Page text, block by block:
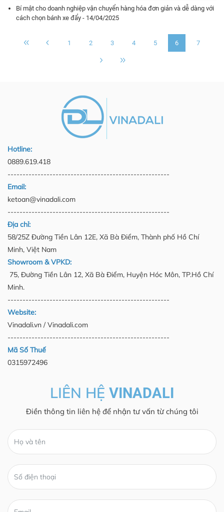
Bí mật cho doanh nghiệp vận chuyển hàng hóa đơn giản và dễ dàng với
cách chọn bánh xe đẩy - 14/04/2025
1 2 3 4 5 6 7
Hotline:
0889.619.418
------------------------------------------------------
Email:
ketoan@vinadali.com
------------------------------------------------------
Địa chỉ:
58/25Z Đường Tiền Lân 12E, Xã Bà Điểm, Thành phố Hồ Chí
Minh, Việt Nam
Showroom & VPKD:
75, Đường Tiền Lân 12, Xã Bà Điểm, Huyện Hóc Môn, TP.Hồ Chí
Minh.
------------------------------------------------------
Website:
Vinadali.vn / Vinadali.com
------------------------------------------------------
Mã Số Thuế
0315972496
LIÊN HỆ VINADALI
Điền thông tin liên hệ để nhận tư vấn từ chúng tôi